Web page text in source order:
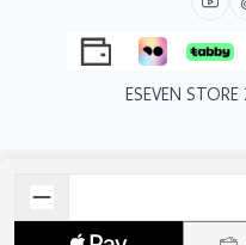
ESEVEN STORE